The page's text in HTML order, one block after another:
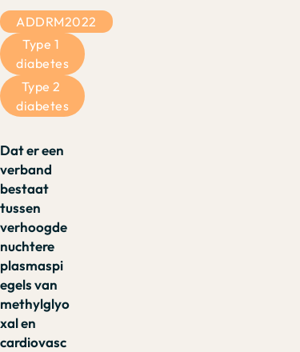
ADDRM2022
Type 1
diabetes
Type 2
diabetes
Dat er een
verband
bestaat
tussen
verhoogde
nuchtere
plasmaspi
egels van
methylglyo
xal en
cardiovasc